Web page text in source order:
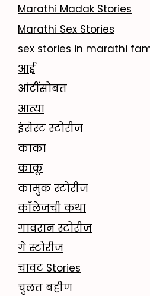
Marathi Madak Stories
Marathi Sex Stories
sex stories in marathi
आई
आंटींसोबत
आत्या
इंसेस्ट स्टोरीज
काका
काकू
कामुक स्टोरीज
कॉलेजची कथा
गावरान स्टोरीज
गे स्टोरीज
चावट Stories
चुलत बहीण